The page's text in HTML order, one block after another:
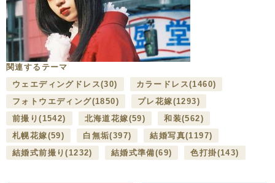
関連するテーマ
ウェエディングドレス(30) カラードレス(1460)
フォトウエディング(1850) プレ花嫁(1293)
前撮り(1542) 北海道花嫁(59) 和装(562)
札幌花嫁(59) 白無垢(397) 結婚写真(1197)
結婚式前撮り(1232) 結婚式準備(69) 色打掛(143)